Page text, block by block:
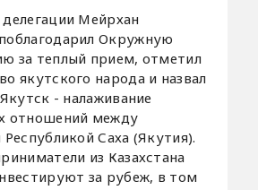
Мейрхан
Окружную
за теплый прием, отметил
якутского народа и назвал
- налаживание
отношений между
Саха (Якутия).
из Казахстана
за рубеж, в том